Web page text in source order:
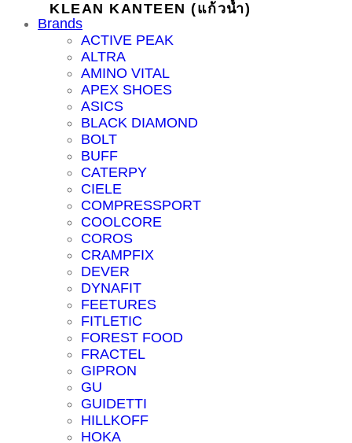
KLEAN KANTEEN (แก้วน้ำ)
Brands
ACTIVE PEAK
ALTRA
AMINO VITAL
APEX SHOES
ASICS
BLACK DIAMOND
BOLT
BUFF
CATERPY
CIELE
COMPRESSPORT
COOLCORE
COROS
CRAMPFIX
DEVER
DYNAFIT
FEETURES
FITLETIC
FOREST FOOD
FRACTEL
GIPRON
GU
GUIDETTI
HILLKOFF
HOKA